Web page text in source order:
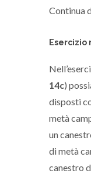
Continua
Esercizio
14c)
disposti
metà
un
di metà
canestro